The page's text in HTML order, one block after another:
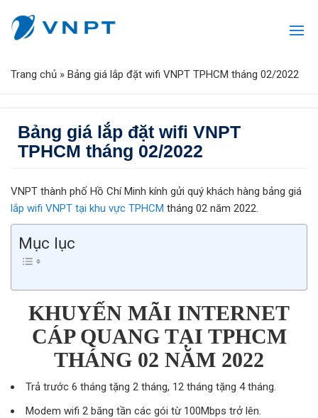
Trang chủ » Bảng giá lắp đặt wifi VNPT TPHCM tháng 02/2022
Bảng giá lắp đặt wifi VNPT
TPHCM tháng 02/2022
VNPT thành phố Hồ Chí Minh kính gửi quý khách hàng bảng giá
lắp wifi VNPT tại khu vực TPHCM tháng 02 năm 2022.
Mục lục
KHUYẾN MÃI INTERNET
CÁP QUANG TẠI TPHCM
THÁNG 02 NĂM 2022
Trả trước 6 tháng tặng 2 tháng, 12 tháng tặng 4 tháng.
Modem wifi 2 băng tần các gói từ 100Mbps trở lên.